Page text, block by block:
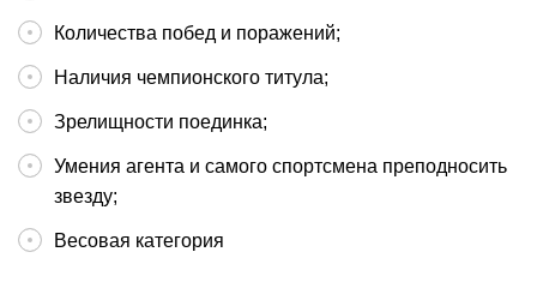
Количества побед и поражений;
Наличия чемпионского титула;
Зрелищности поединка;
Умения агента и самого спортсмена преподносить
звезду;
Весовая категория